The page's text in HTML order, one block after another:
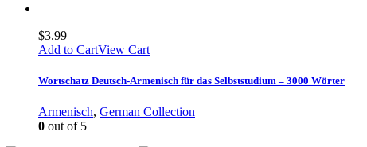
$3.99
Add to CartView Cart
Wortschatz Deutsch-Armenisch für das Selbststudium – 3000 Wörter
Armenisch, German Collection
0 out of 5